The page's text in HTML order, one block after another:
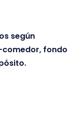
según
comedor, fondo